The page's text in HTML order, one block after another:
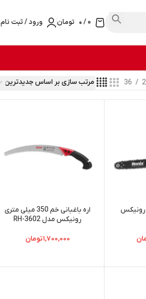
0
/۰ تومان ورود / ثبت نام
36
رونیکس
اره باغبانی خم 350 میلی متری
رونیکس مدل RH-3602
۱,۷۰۰,۰۰۰تومان